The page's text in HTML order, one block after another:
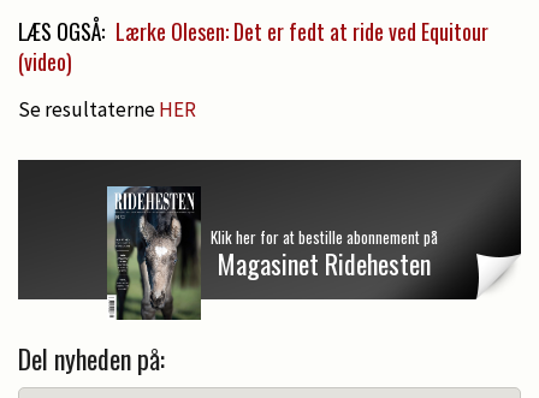
LÆS OGSÅ: Lærke Olesen: Det er fedt at ride ved Equitour
(video)
Se resultaterneHER
Klik her for at bestille abonnement på
Magasinet Ridehesten
Del nyheden på: